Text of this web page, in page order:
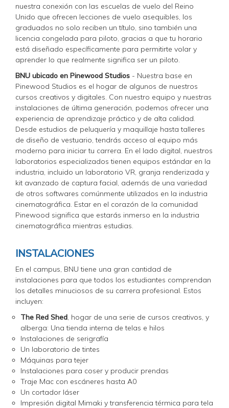
nuestra conexión con las escuelas de vuelo del Reino
Unido que ofrecen lecciones de vuelo asequibles, los
graduados no solo reciben un título, sino también una
licencia congelada para piloto, gracias a que tu horario
está diseñado específicamente para permitirte volar y
aprender lo que realmente significa ser un piloto.
BNU ubicado en Pinewood Studios - Nuestra base en
Pinewood Studios es el hogar de algunos de nuestros
cursos creativos y digitales. Con nuestro equipo y nuestras
instalaciones de última generación, podemos ofrecer una
experiencia de aprendizaje práctico y de alta calidad.
Desde estudios de peluquería y maquillaje hasta talleres
de diseño de vestuario, tendrás acceso al equipo más
moderno para iniciar tu carrera. En el lado digital, nuestros
laboratorios especializados tienen equipos estándar en la
industria, incluido un laboratorio VR, granja renderizada y
kit avanzado de captura facial, además de una variedad
de otros softwares comúnmente utilizados en la industria
cinematográfica. Estar en el corazón de la comunidad
Pinewood significa que estarás inmerso en la industria
cinematográfica mientras estudias.
INSTALACIONES
En el campus, BNU tiene una gran cantidad de
instalaciones para que todos los estudiantes comprendan
los detalles minuciosos de su carrera profesional. Estos
incluyen:
The Red Shed, hogar de una serie de cursos creativos, y
alberga: Una tienda interna de telas e hilos
Instalaciones de serigrafía
Un laboratorio de tintes
Máquinas para tejer
Instalaciones para coser y producir prendas
Traje Mac con escáneres hasta A0
Un cortador láser
Impresión digital Mimaki y transferencia térmica para tela